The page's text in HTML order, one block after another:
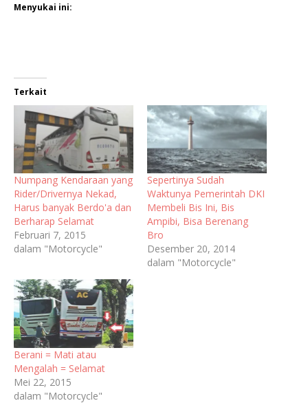
Menyukai ini:
Terkait
Numpang Kendaraan yang
Rider/Drivernya Nekad,
Harus banyak Berdo'a dan
Berharap Selamat
Februari 7, 2015
dalam "Motorcycle"
Sepertinya Sudah
Waktunya Pemerintah DKI
Membeli Bis Ini, Bis
Ampibi, Bisa Berenang
Bro
Desember 20, 2014
dalam "Motorcycle"
Berani = Mati atau
Mengalah = Selamat
Mei 22, 2015
dalam "Motorcycle"